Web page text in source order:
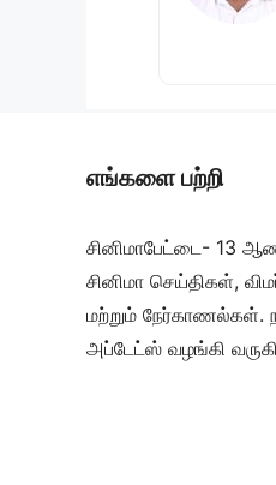
எங்களை பற்றி
சினிமாபேட்டை- 13
சினிமா செய்திகள்,
மற்றும் நேர்காணல்கள்.
அப்டேட்ஸ் வழங்கி